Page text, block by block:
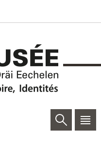
Rechercher